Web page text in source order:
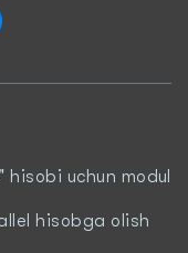
uchun modul
hisobga olish